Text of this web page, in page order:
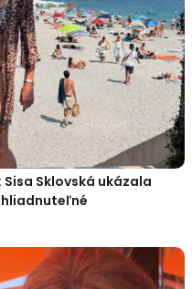
Sklovská ukázala